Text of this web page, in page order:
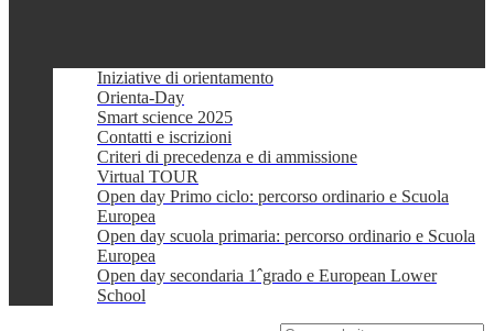
Iniziative di orientamento
Orienta-Day
Smart science 2025
Contatti e iscrizioni
Criteri di precedenza e di ammissione
Virtual TOUR
Open day Primo ciclo: percorso ordinario e Scuola
Europea
Open day scuola primaria: percorso ordinario e Scuola
Europea
Open day secondaria 1ˆgrado e European Lower
School